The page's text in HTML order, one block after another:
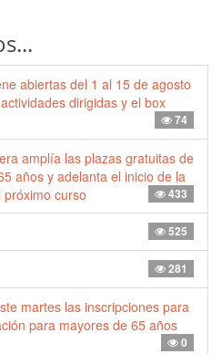
abiertas del 1 al 15 de agosto
dirigidas y el box
74
amplía las plazas gratuitas de
años y adelanta el inicio de la
curso
433
525
281
martes las inscripciones para
para mayores de 65 años
0